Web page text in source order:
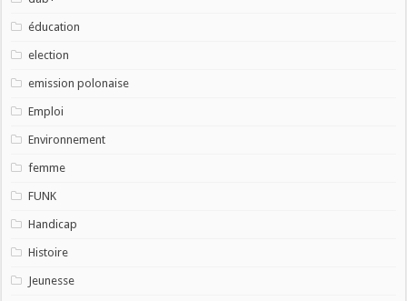
éducation
election
emission polonaise
Emploi
Environnement
femme
FUNK
Handicap
Histoire
Jeunesse